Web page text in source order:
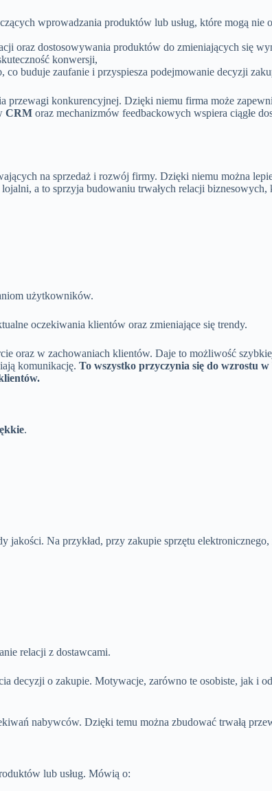
wprowadzania produktów lub usług, które mogą nie
oraz dostosowywania produktów do zmieniających się
konwersji,
buduje zaufanie i przyspiesza podejmowanie decyzji
przewagi konkurencyjnej. Dzięki niemu firma może
CRM oraz mechanizmów feedbackowych wspiera ciągłe
na sprzedaż i rozwój firmy. Dzięki niemu można
a to sprzyja budowaniu trwałych relacji biznesowych,
użytkowników.
oczekiwania klientów oraz zmieniające się trendy.
oraz w zachowaniach klientów. Daje to możliwość
komunikację. To wszystko przyczynia się do wzrostu
.
Na przykład, przy zakupie sprzętu
relacji z dostawcami.
decyzji o zakupie. Motywacje, zarówno te osobiste, jak i
nabywców. Dzięki temu można zbudować trwałą
lub usług. Mówią o: